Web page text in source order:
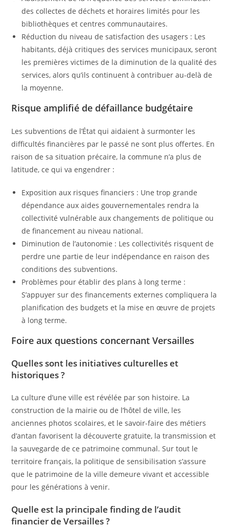
des collectes de déchets et horaires limités pour les
bibliothèques et centres communautaires.
Réduction du niveau de satisfaction des usagers : Les
habitants, déjà critiques des services municipaux, seront
les premières victimes de la diminution de la qualité des
services, alors qu’ils continuent à contribuer au-delà de
la moyenne.
Risque amplifié de défaillance budgétaire
Les subventions de l’État qui aidaient à surmonter les
difficultés financières par le passé ne sont plus offertes. En
raison de sa situation précaire, la commune n’a plus de
latitude, ce qui va engendrer :
Exposition aux risques financiers : Une trop grande
dépendance aux aides gouvernementales rendra la
collectivité vulnérable aux changements de politique ou
de financement au niveau national.
Diminution de l’autonomie : Les collectivités risquent de
perdre une partie de leur indépendance en raison des
conditions des subventions.
Problèmes pour établir des plans à long terme :
S’appuyer sur des financements externes compliquera la
planification des budgets et la mise en œuvre de projets
à long terme.
Foire aux questions concernant Versailles
Quelles sont les initiatives culturelles et
historiques ?
La culture d’une ville est révélée par son histoire. La
construction de la mairie ou de l’hôtel de ville, les
anciennes photos scolaires, et le savoir-faire des métiers
d’antan favorisent la découverte gratuite, la transmission et
la sauvegarde de ce patrimoine communal. Sur tout le
territoire français, la politique de sensibilisation s’assure
que le patrimoine de la ville demeure vivant et accessible
pour les générations à venir.
Quelle est la principale finding de l’audit
financier de Versailles ?